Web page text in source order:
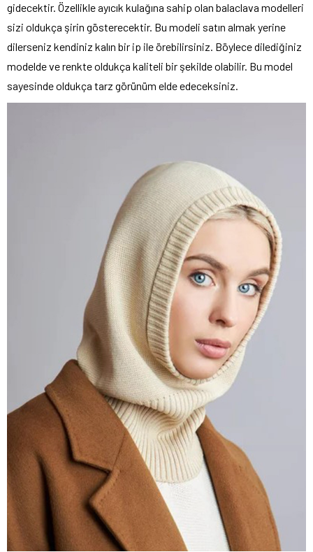
gidecektir. Özellikle ayıcık kulağına sahip olan balaclava modelleri
sizi oldukça şirin gösterecektir. Bu modeli satın almak yerine
dilerseniz kendiniz kalın bir ip ile örebilirsiniz. Böylece dilediğiniz
modelde ve renkte oldukça kaliteli bir şekilde olabilir. Bu model
sayesinde oldukça tarz görünüm elde edeceksiniz.